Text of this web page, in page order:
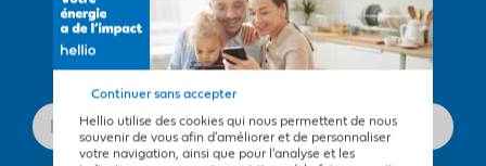
Hellio utilise des cookies qui nous permettent de nous
souvenir de vous afin d'améliorer et de personnaliser
votre navigation, ainsi que pour l'analyse et les
Continuer sans accepter
Recevez notre newsletter !